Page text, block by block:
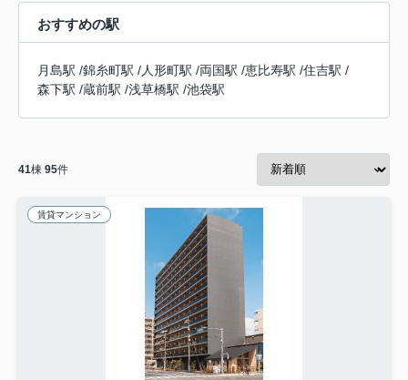
おすすめの駅
月島駅 /錦糸町駅 /人形町駅 /両国駅 /恵比寿駅 /住吉駅 /
森下駅 /蔵前駅 /浅草橋駅 /池袋駅
41棟 95件
賃貸マンション